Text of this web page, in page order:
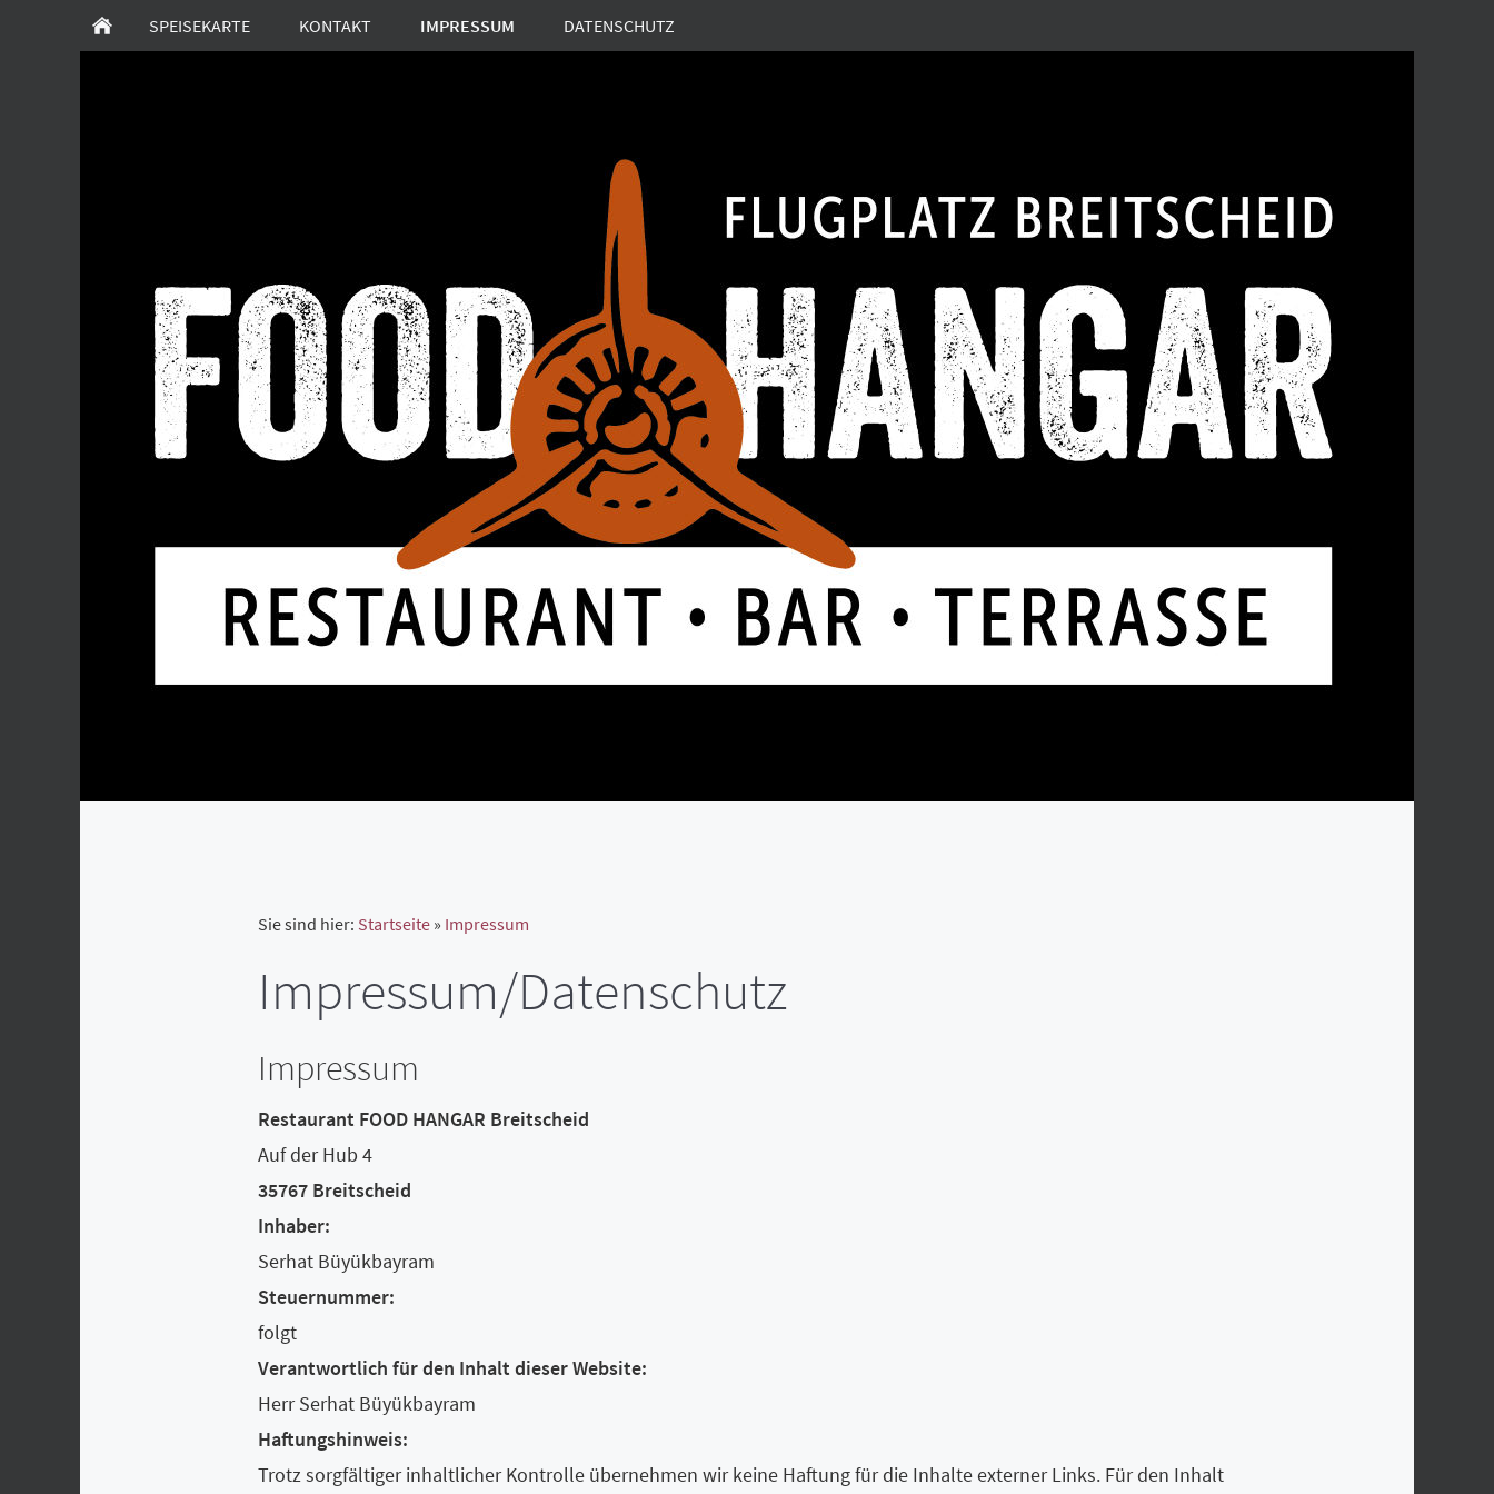
SPEISEKARTE KONTAKT IMPRESSUM DATENSCHUTZ
Sie sind hier: Startseite » Impressum
Impressum/Datenschutz
Impressum
Restaurant FOOD HANGAR Breitscheid
Auf der Hub 4
35767 Breitscheid
Inhaber:
Serhat Büyükbayram
Steuernummer:
folgt
Verantwortlich für den Inhalt dieser Website:
Herr Serhat Büyükbayram
Haftungshinweis:
Trotz sorgfältiger inhaltlicher Kontrolle übernehmen wir keine Haftung für die Inhalte externer Links. Für den Inhalt